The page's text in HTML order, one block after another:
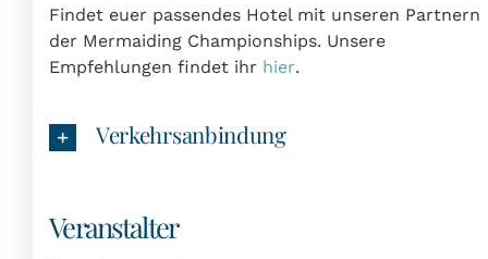
Findet euer passendes Hotel mit unseren Partnern
der Mermaiding Championships. Unsere
Empfehlungen findet ihr hier.
Verkehrsanbindung
Veranstalter